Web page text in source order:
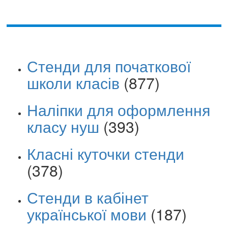
Стенди для початкової
школи класів (877)
Наліпки для оформлення
класу нуш (393)
Класні куточки стенди
(378)
Стенди в кабінет
української мови (187)